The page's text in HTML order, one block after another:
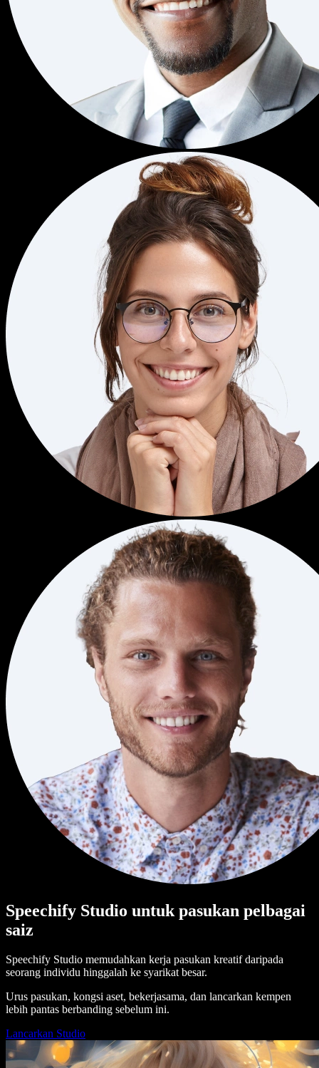
Speechify Studio untuk pasukan pelbagai
saiz
Speechify Studio memudahkan kerja pasukan kreatif daripada
seorang individu hinggalah ke syarikat besar.
Urus pasukan, kongsi aset, bekerjasama, dan lancarkan kempen
lebih pantas berbanding sebelum ini.
Lancarkan Studio